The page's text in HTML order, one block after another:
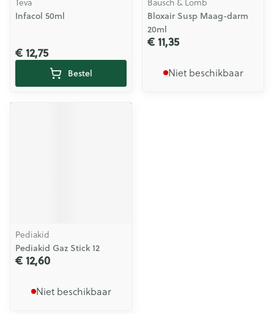
Infacol 50ml
€ 12,75
Bestel
Bloxair Susp Maag-darm
20ml
€ 11,35
Niet beschikbaar
Pediakid
Pediakid Gaz Stick 12
€ 12,60
Niet beschikbaar